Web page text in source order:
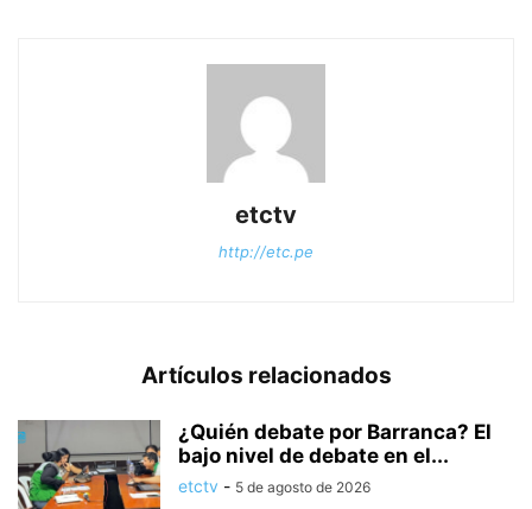
etctv
http://etc.pe
Artículos relacionados
¿Quién debate por Barranca? El
bajo nivel de debate en el...
etctv - 5 de agosto de 2026